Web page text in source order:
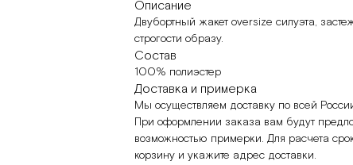
Описание
Двубортный жакет oversize силуэта,
строгости образу.
Состав
100% полиэстер
Доставка и примерка
Мы осуществляем доставку по всей
При оформлении заказа вам будут
возможностью примерки. Для расчета
корзину и укажите адрес доставки.